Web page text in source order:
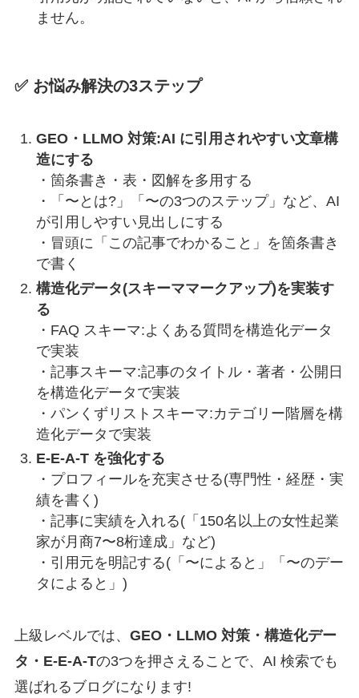
ません。
✅ お悩み解決の3ステップ
GEO・LLMO 対策:AI に引用されやすい文章構
造にする
・箇条書き・表・図解を多用する
・「〜とは?」「〜の3つのステップ」など、AI
が引用しやすい見出しにする
・冒頭に「この記事でわかること」を箇条書き
で書く
構造化データ(スキーママークアップ)を実装す
る
・FAQ スキーマ:よくある質問を構造化データ
で実装
・記事スキーマ:記事のタイトル・著者・公開日
を構造化データで実装
・パンくずリストスキーマ:カテゴリー階層を構
造化データで実装
E-E-A-T を強化する
・プロフィールを充実させる(専門性・経歴・実
績を書く)
・記事に実績を入れる(「150名以上の女性起業
家が月商7〜8桁達成」など)
・引用元を明記する(「〜によると」「〜のデー
タによると」)
上級レベルでは、 GEO・LLMO 対策・構造化デー
タ・E-E-A-Tの3つを押さえることで、AI 検索でも
選ばれるブログになります!